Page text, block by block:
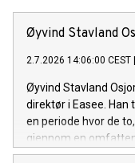
Øyvind Stavland
2.7.2026 14:06:00 CEST |
Øyvind Stavland
direktør i Easee.
en periode hvor de
gjennom en